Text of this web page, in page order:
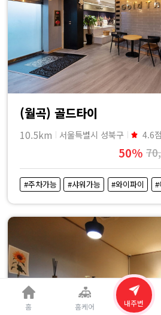
(월곡) 골드타이
10.5km 서울특별시 성북구 4.6점
50%
#주차가능 #샤워가능 #와이파이 #
홈 홈케어 내주변